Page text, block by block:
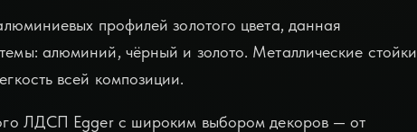
профилей золотого цвета, данная
алюминий, чёрный и золото. Металлические стойки
всей композиции.
ЛДСП Egger с широким выбором декоров — от